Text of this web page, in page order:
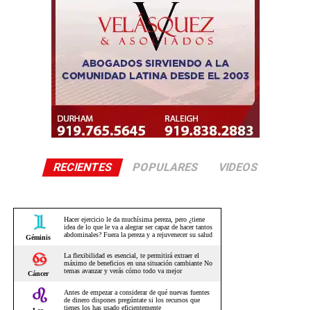
RECIENTES POPULARES VIDEOS